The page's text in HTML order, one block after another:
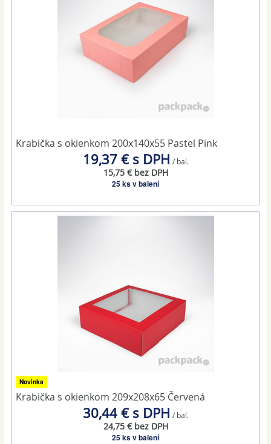
Krabička s okienkom 200x140x55 Pastel Pink
19,37 € s DPH / bal.
15,75 € bez DPH
25 ks v balení
Novinka
Krabička s okienkom 209x208x65 Červená
30,44 € s DPH / bal.
24,75 € bez DPH
25 ks v balení